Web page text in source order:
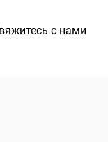
с нами